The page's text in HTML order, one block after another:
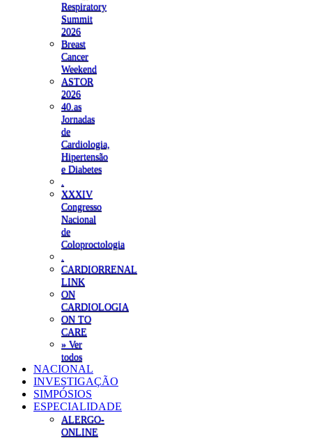
Respiratory
Summit
2026
Breast
Cancer
Weekend
ASTOR
2026
40.as
Jornadas
de
Cardiologia,
Hipertensão
e Diabetes
XXXIV
Congresso
Nacional
de
Coloproctologia
CARDIORRENAL
LINK
ON
CARDIOLOGIA
ON TO
CARE
» Ver
todos
NACIONAL
INVESTIGAÇÃO
SIMPÓSIOS
ESPECIALIDADE
ALERGO-
ONLINE